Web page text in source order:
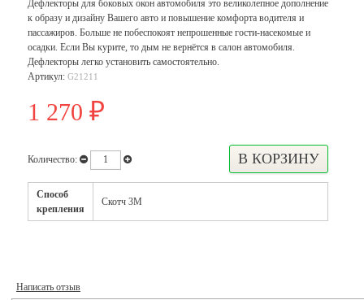
Дефлекторы для боковых окон автомобиля это великолепное дополнение
к образу и дизайну Вашего авто и повышение комфорта водителя и
пассажиров. Больше не побеспокоят непрошенные гости-насекомые и
осадки. Если Вы курите, то дым не вернётся в салон автомобиля.
Дефлекторы легко установить самостоятельно.
Артикул: G21211
1 270 ₽
Количество:
Способ
крепления
Скотч 3М
Написать отзыв